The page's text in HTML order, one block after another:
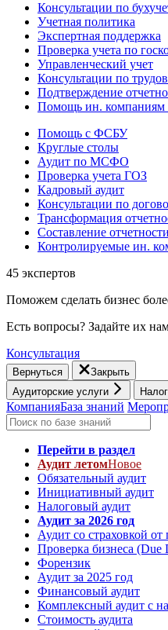
Консультации по
Учетная политика
Экспертная поддержка
Проверка учета по
Управленческий учет
Консультации по
Подтверждение
Помощь ин.
Помощь с ФСБУ
Круглые столы
Аудит по МСФО
Проверка учета ГОЗ
Кадровый аудит
Консультации по
Трансформация
Составление
Контролируемые ин.
45 экспертов
Поможем сделать бизнес
Есть вопросы? Задайте их
Консультация
Вернуться
Закрыть
Аудиторские услуги
КомпанияБаза знаний
Перейти в раздел
Аудит летомНовое
Обязательный аудит
Инициативный аудит
Налоговый аудит
Аудит за 2026 год
Аудит со страховкой
Проверка бизнеса (Due
Форензик
Аудит за 2025 год
Финансовый аудит
Комплексный аудит с
Стоимость аудита